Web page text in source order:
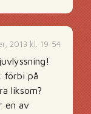
2013 kl. 19:54
förbi på
liksom?
en av